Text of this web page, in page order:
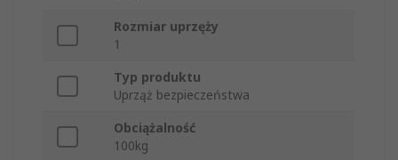
Rozmiar uprzęży
1
Typ produktu
Uprząż bezpieczeństwa
Obciążalność
100kg